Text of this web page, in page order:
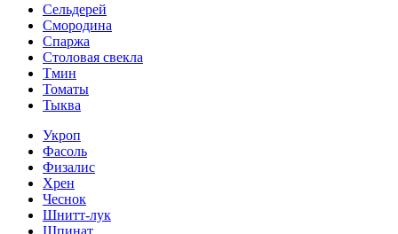
Сельдерей
Смородина
Спаржа
Столовая свекла
Тмин
Томаты
Тыква
Укроп
Фасоль
Физалис
Хрен
Чеснок
Шнитт-лук
Шпинат